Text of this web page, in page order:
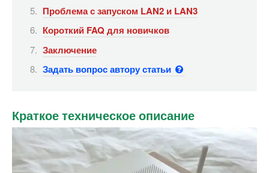
Проблема с запуском LAN2 и LAN3
Короткий FAQ для новичков
Заключение
Задать вопрос автору статьи
Краткое техническое описание